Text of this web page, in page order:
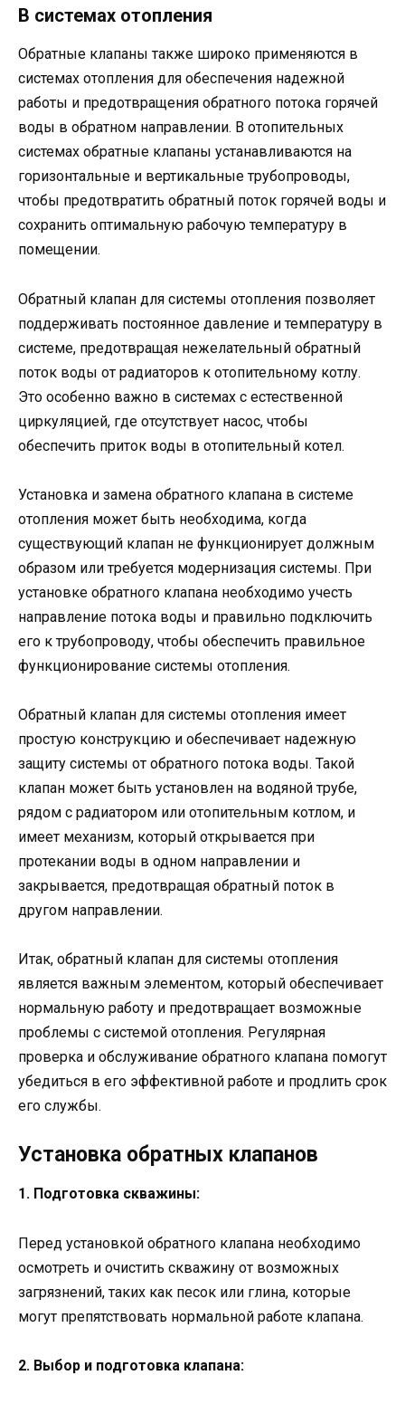
В системах отопления
Обратные клапаны также широко применяются в
системах отопления для обеспечения надежной
работы и предотвращения обратного потока горячей
воды в обратном направлении. В отопительных
системах обратные клапаны устанавливаются на
горизонтальные и вертикальные трубопроводы,
чтобы предотвратить обратный поток горячей воды и
сохранить оптимальную рабочую температуру в
помещении.
Обратный клапан для системы отопления позволяет
поддерживать постоянное давление и температуру в
системе, предотвращая нежелательный обратный
поток воды от радиаторов к отопительному котлу.
Это особенно важно в системах с естественной
циркуляцией, где отсутствует насос, чтобы
обеспечить приток воды в отопительный котел.
Установка и замена обратного клапана в системе
отопления может быть необходима, когда
существующий клапан не функционирует должным
образом или требуется модернизация системы. При
установке обратного клапана необходимо учесть
направление потока воды и правильно подключить
его к трубопроводу, чтобы обеспечить правильное
функционирование системы отопления.
Обратный клапан для системы отопления имеет
простую конструкцию и обеспечивает надежную
защиту системы от обратного потока воды. Такой
клапан может быть установлен на водяной трубе,
рядом с радиатором или отопительным котлом, и
имеет механизм, который открывается при
протекании воды в одном направлении и
закрывается, предотвращая обратный поток в
другом направлении.
Итак, обратный клапан для системы отопления
является важным элементом, который обеспечивает
нормальную работу и предотвращает возможные
проблемы с системой отопления. Регулярная
проверка и обслуживание обратного клапана помогут
убедиться в его эффективной работе и продлить срок
его службы.
Установка обратных клапанов
1. Подготовка скважины:
Перед установкой обратного клапана необходимо
осмотреть и очистить скважину от возможных
загрязнений, таких как песок или глина, которые
могут препятствовать нормальной работе клапана.
2. Выбор и подготовка клапана: